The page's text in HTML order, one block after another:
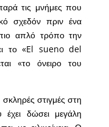
τις μνήμες που
σχεδόν πριν ένα
απλό τρόπο την
το «El sueno del
«το όνειρο του
στιγμές στη
δώσει μεγάλη